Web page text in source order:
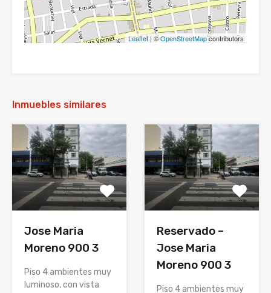
Leaflet | ©OpenStreetMapcontributors
Inmuebles similares
Jose Maria
Moreno 900 3
Piso 4 ambientes muy
luminoso, con vista
Reservado –
Jose Maria
Moreno 900 3
Piso 4 ambientes muy